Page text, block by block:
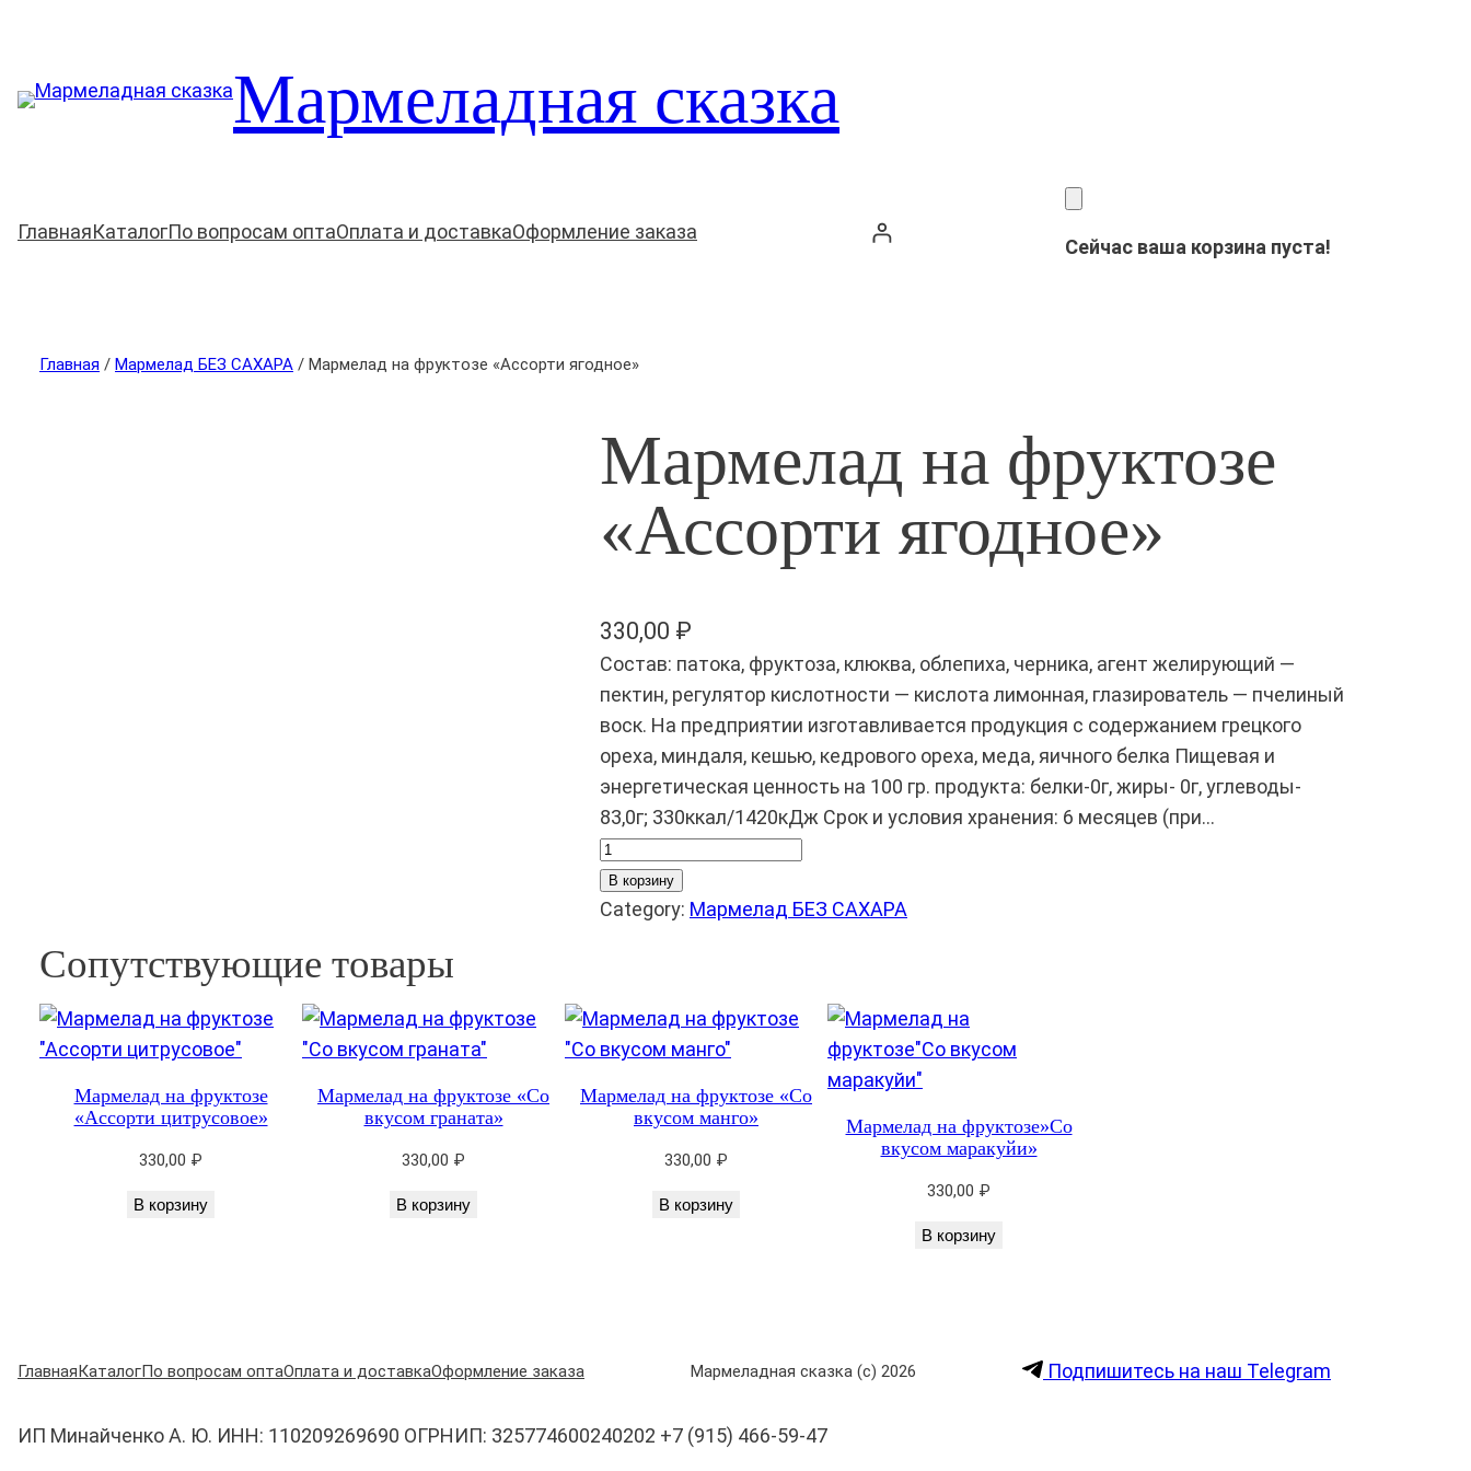
Мармеладная сказка
ГлавнаяКаталогПо вопросам оптаОплата и доставкаОформление заказа
Сейчас ваша корзина пуста!
Главная / Мармелад БЕЗ САХАРА / Мармелад на фруктозе «Ассорти ягодное»
Мармелад на фруктозе
«Ассорти ягодное»
330,00 ₽
Состав: патока, фруктоза, клюква, облепиха, черника, агент желирующий —
пектин, регулятор кислотности — кислота лимонная, глазирователь — пчелиный
воск. На предприятии изготавливается продукция с содержанием грецкого
ореха, миндаля, кешью, кедрового ореха, меда, яичного белка Пищевая и
энергетическая ценность на 100 гр. продукта: белки-0г, жиры- 0г, углеводы-
83,0г; 330ккал/1420кДж Срок и условия хранения: 6 месяцев (при…
К
о
л
с
т
в
м
В корзину
Category: Мармелад БЕЗ САХАРА
Сопутствующие товары
Мармелад на фруктозе
«Ассорти цитрусовое»
330,00 ₽
В корзину
Мармелад на фруктозе «Со
вкусом граната»
330,00 ₽
В корзину
Мармелад на фруктозе «Со
вкусом манго»
330,00 ₽
В корзину
Мармелад на фруктозе»Со
вкусом маракуйи»
330,00 ₽
В корзину
ГлавнаяКаталогПо вопросам оптаОплата и доставкаОформление заказа Мармеладная сказка (с) 2026 Подпишитесь на наш Telegram
ИП Минайченко А. Ю. ИНН: 110209269690 ОГРНИП: 325774600240202 +7 (915) 466-59-47